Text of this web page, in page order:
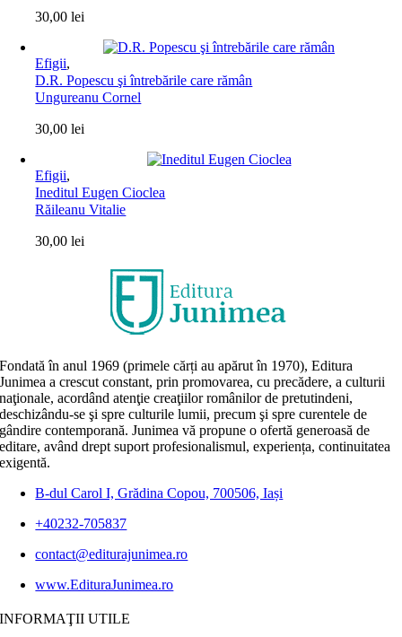
30,00lei
Efigii,
D.R. Popescu şi întrebările care rămân
Ungureanu Cornel
30,00lei
Efigii,
Ineditul Eugen Cioclea
Răileanu Vitalie
30,00lei
Fondată în anul 1969 (primele cărți au apărut în 1970), Editura
Junimea a crescut constant, prin promovarea, cu precădere, a culturii
naţionale, acordând atenţie creaţiilor românilor de pretutindeni,
deschizându-se şi spre culturile lumii, precum şi spre curentele de
gândire contemporană. Junimea vă propune o ofertă generoasă de
editare, având drept suport profesionalismul, experiența, continuitatea
exigentă.
B-dul Carol I, Grădina Copou, 700506, Iași
+40232-705837
contact@editurajunimea.ro
www.EdituraJunimea.ro
INFORMAŢII UTILE